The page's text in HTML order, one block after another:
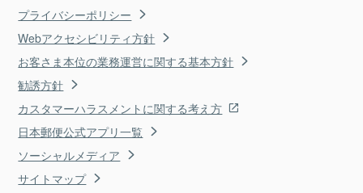
プライバシーポリシー
Webアクセシビリティ方針
お客さま本位の業務運営に関する基本方針
勧誘方針
カスタマーハラスメントに関する考え方
日本郵便公式アプリ一覧
ソーシャルメディア
サイトマップ